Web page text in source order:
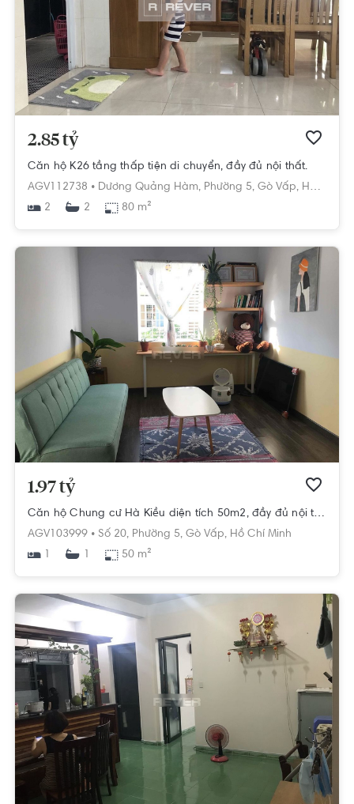
2.85 tỷ
Căn hộ K26 tầng thấp tiện di chuyển, đầy đủ nội thất.
AGV112738 • Dương Quảng Hàm, Phường 5, Gò Vấp, Hồ Chí Minh
2
2 80 m²
1.97 tỷ
Căn hộ Chung cư Hà Kiều diện tích 50m2, đầy đủ nội thất.
AGV103999 • Số 20, Phường 5, Gò Vấp, Hồ Chí Minh
1
1 50 m²